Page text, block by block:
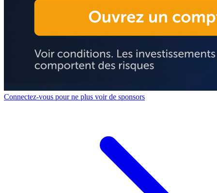
Connectez-vous pour ne plus voir de sponsors